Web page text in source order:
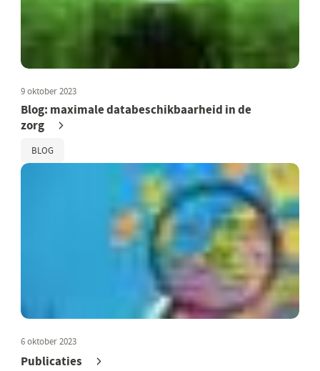
9 oktober 2023
Blog: maximale databeschikbaarheid in de
zorg
BLOG
6 oktober 2023
Publicaties